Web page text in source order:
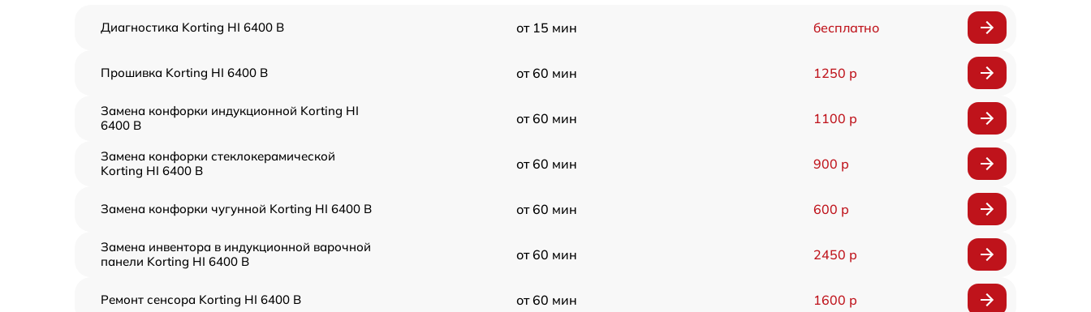
Диагностика Korting HI 6400 B от 15 мин бесплатно
Прошивка Korting HI 6400 B от 60 мин 1250 р
Замена конфорки индукционной Korting HI
6400 B
от 60 мин 1100 р
Замена конфорки стеклокерамической
Korting HI 6400 B
от 60 мин 900 р
Замена конфорки чугунной Korting HI 6400 B от 60 мин 600 р
Замена инвентора в индукционной варочной
панели Korting HI 6400 B
от 60 мин 2450 р
Ремонт сенсора Korting HI 6400 B от 60 мин 1600 р